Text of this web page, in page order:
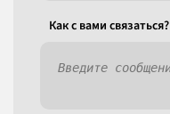
Как c вами связаться?